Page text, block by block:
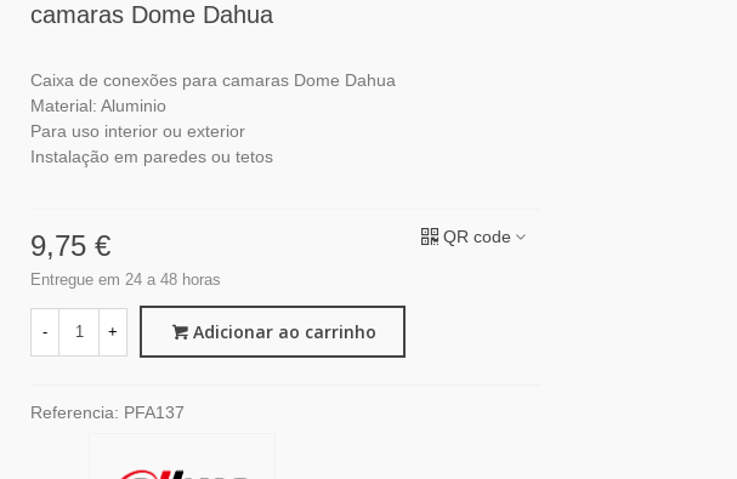
camaras Dome Dahua
Caixa de conexões para camaras Dome Dahua
Material: Aluminio
Para uso interior ou exterior
Instalação em paredes ou tetos
9,75 €
Entregue em 24 a 48 horas
QR code
- + Adicionar ao carrinho
Referencia: PFA137